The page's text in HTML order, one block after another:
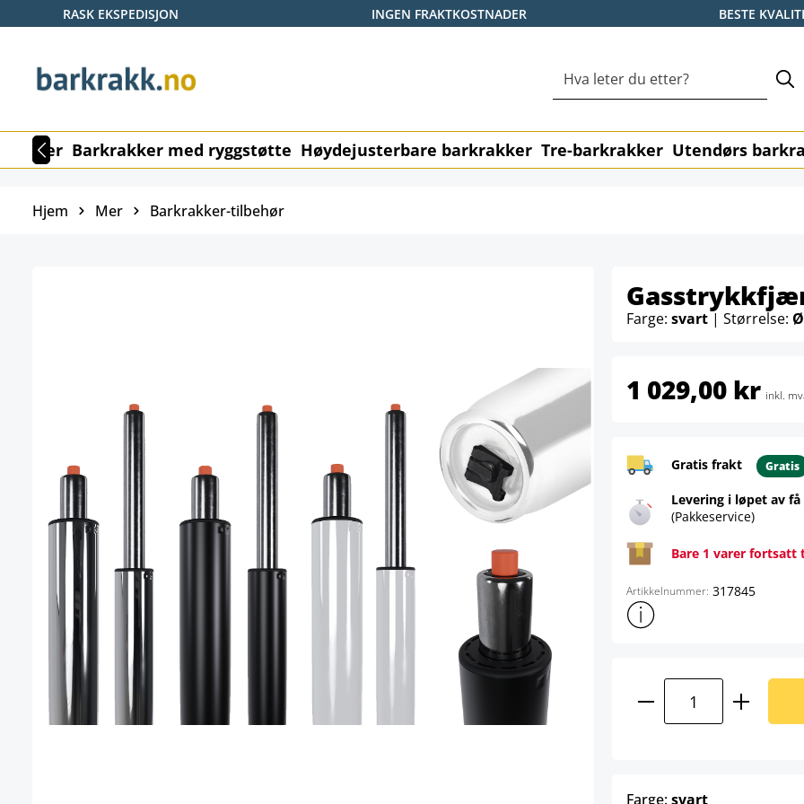
til hovedinnhold
Hopp til søk
Gå til hovednavigasjon
RASK EKSPEDISJON INGEN FRAKTKOSTNADER BESTE
Barkrakker med ryggstøtte Høydejusterbare barkrakker Tre-barkrakker Utendørs
Hjem Mer Barkrakker-tilbehør
Farge: svart | Størrelse:
1 029,00 kr inkl.
Gratis frakt Gratis
Levering i løpet av
(Pakkeservice)
Bare 1 varer fortsatt
Artikkelnummer: 317845
Vis mer produktinformasjon
Farge:svartselect